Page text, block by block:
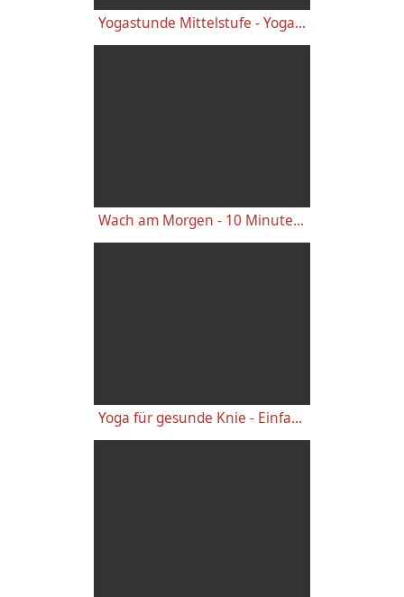
Yogastunde Mittelstufe - Yoga Vidya Grundreihe
Wach am Morgen - 10 Minuten Yogastunde für Energie
Yoga für gesunde Knie - Einfache wirkungsvolle Gelenkübungen